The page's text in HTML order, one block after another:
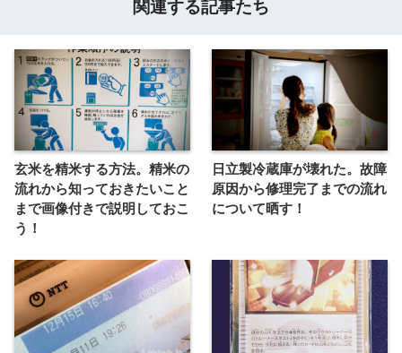
関連する記事たち
玄米を精米する方法。精米の
流れから知っておきたいこと
まで画像付きで説明しておこ
う！
日立製冷蔵庫が壊れた。故障
原因から修理完了までの流れ
について晒す！